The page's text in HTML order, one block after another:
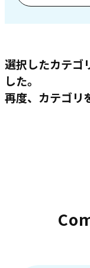
選択したカテゴ
した。
再度、カテゴリ